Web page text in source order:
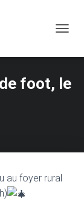
L
G
foot, le
au foyer rural